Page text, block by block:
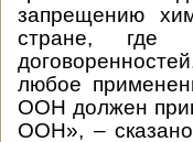
запрещению
стране, где
любое
ООН должен
ООН», –